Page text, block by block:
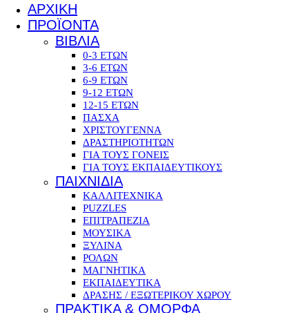
ΑΡΧΙΚΗ
ΠΡΟΪΟΝΤΑ
ΒΙΒΛΙΑ
0-3 ΕΤΩΝ
3-6 ΕΤΩΝ
6-9 ΕΤΩΝ
9-12 ΕΤΩΝ
12-15 ΕΤΩΝ
ΠΑΣΧΑ
ΧΡΙΣΤΟΥΓΕΝΝΑ
ΔΡΑΣΤΗΡΙΟΤΗΤΩΝ
ΓΙΑ ΤΟΥΣ ΓΟΝΕΙΣ
ΓΙΑ ΤΟΥΣ ΕΚΠΑΙΔΕΥΤΙΚΟΥΣ
ΠΑΙΧΝΙΔΙΑ
ΚΑΛΛΙΤΕΧΝΙΚΑ
PUZZLES
ΕΠΙΤΡΑΠΕΖΙΑ
ΜΟΥΣΙΚΑ
ΞΥΛΙΝΑ
ΡΟΛΩΝ
ΜΑΓΝΗΤΙΚΑ
ΕΚΠΑΙΔΕΥΤΙΚΑ
ΔΡΑΣΗΣ / ΕΞΩΤΕΡΙΚΟΥ ΧΩΡΟΥ
ΠΡΑΚΤΙΚΑ & ΟΜΟΡΦΑ